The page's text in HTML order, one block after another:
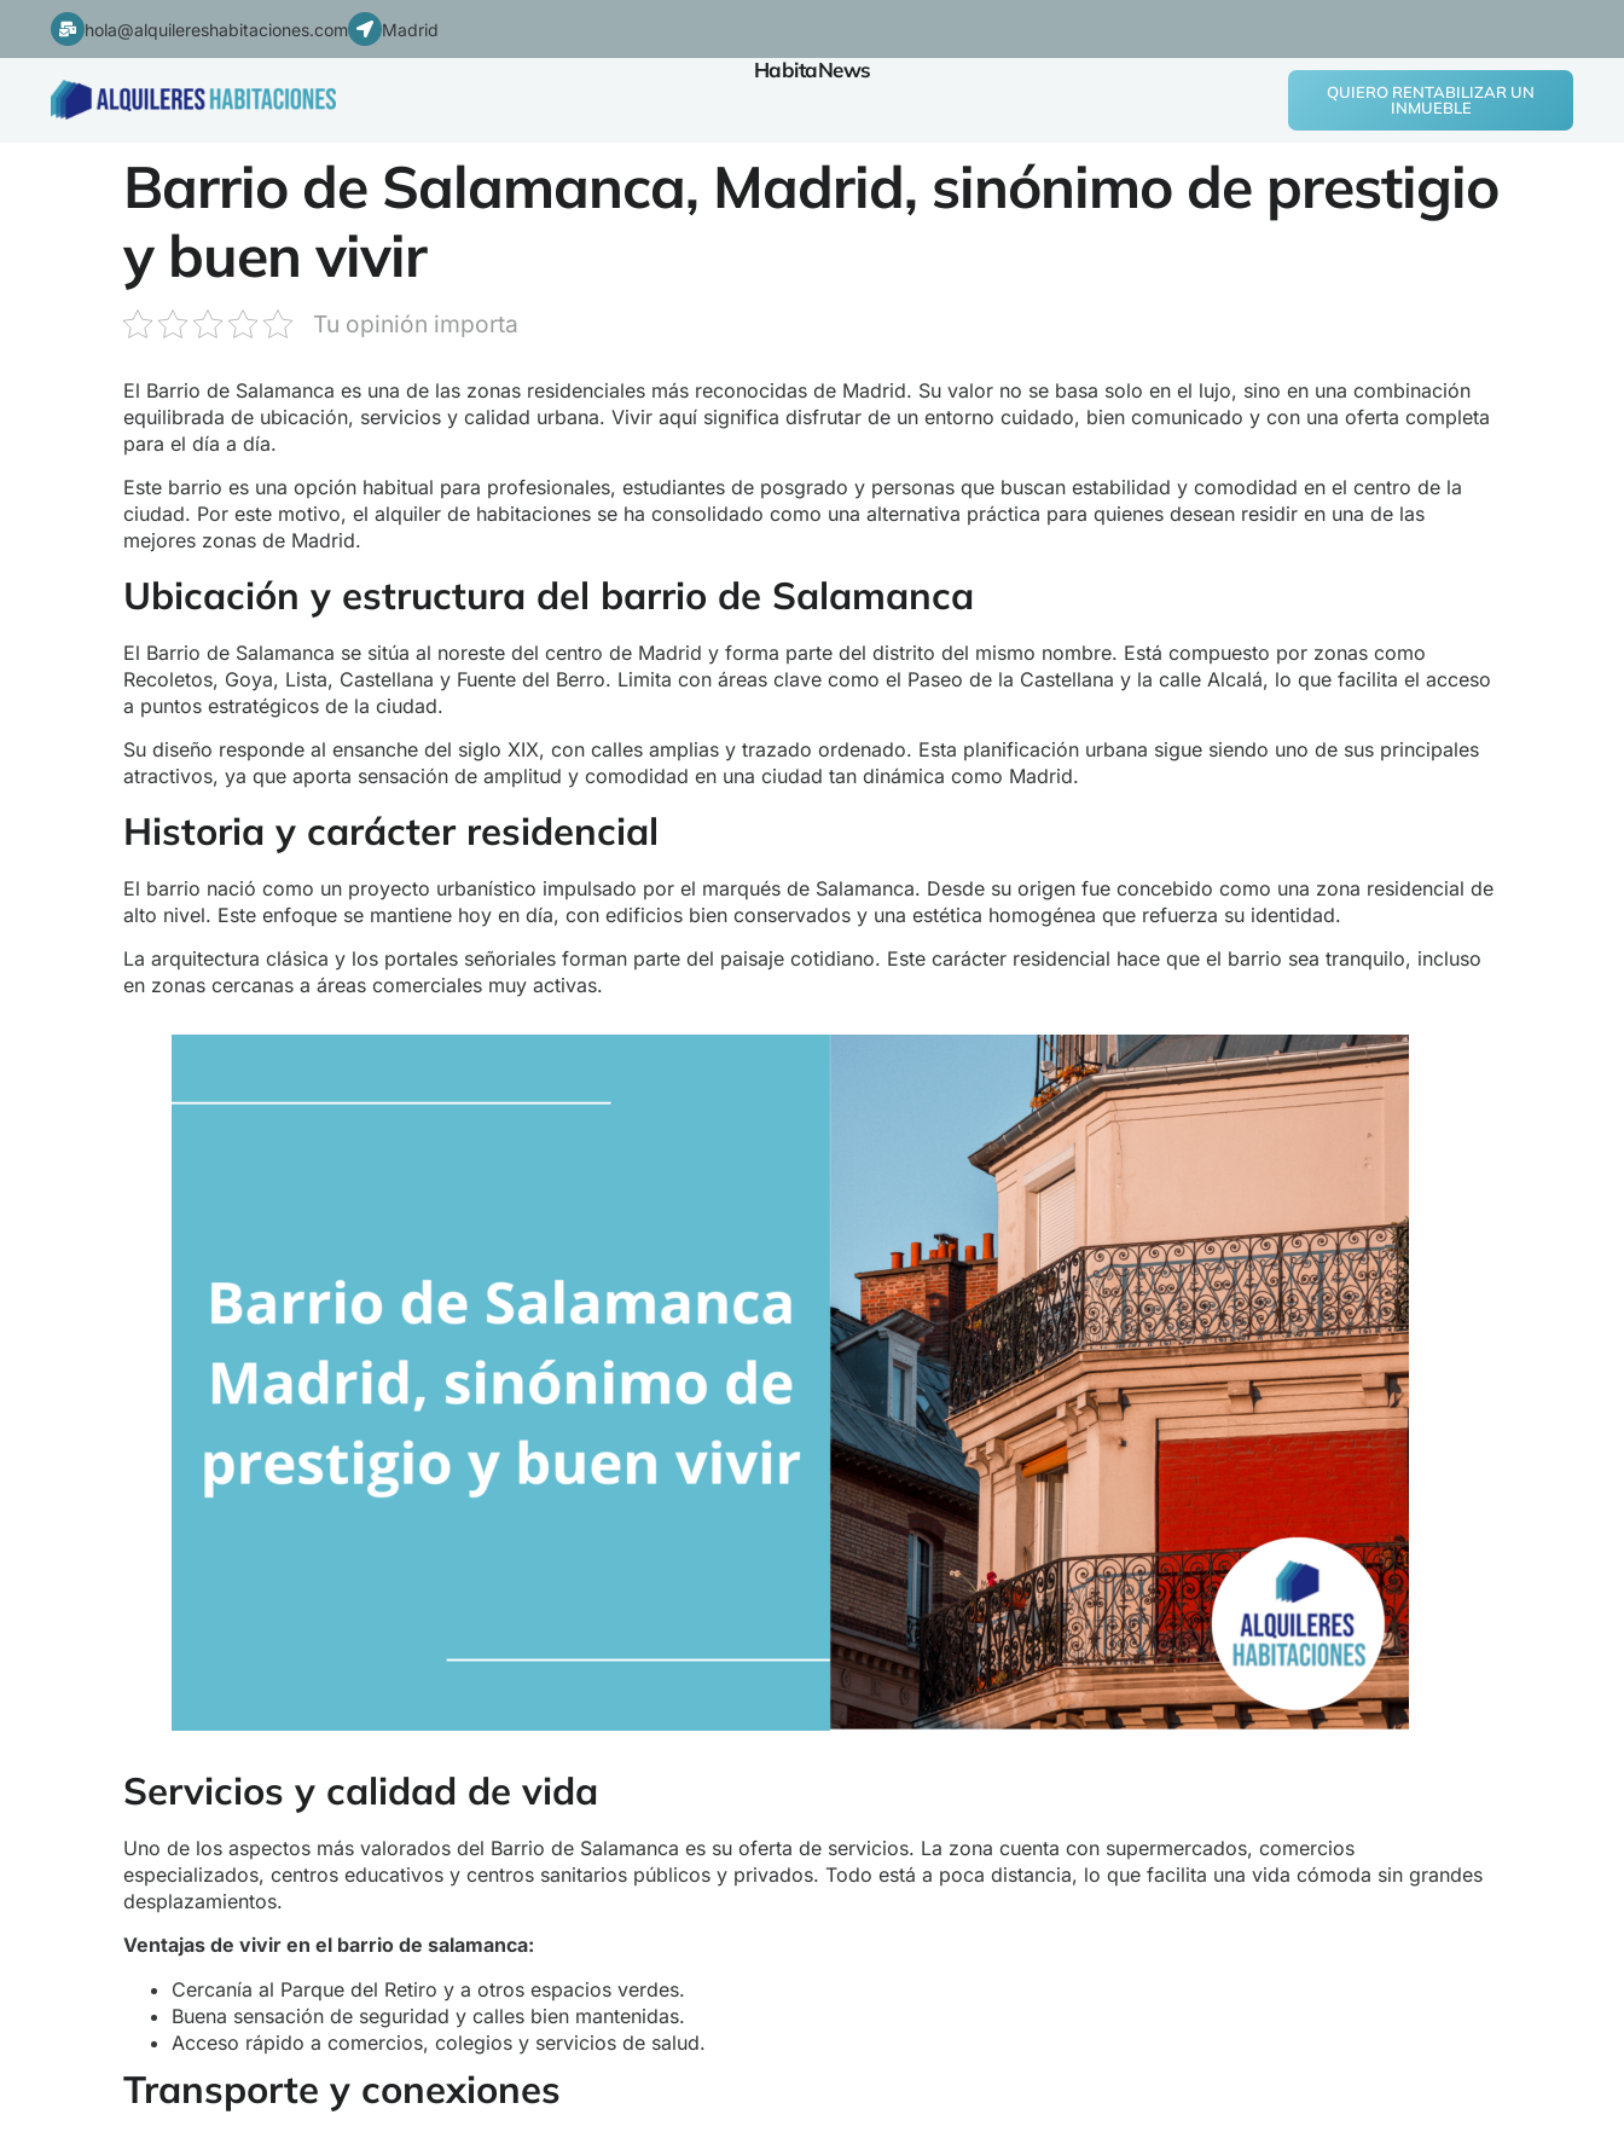
hola@alquilereshabitaciones.com Madrid
HabitaNews
QUIERO RENTABILIZAR UN
INMUEBLE
Barrio de Salamanca, Madrid, sinónimo de prestigio
y buen vivir
Tu opinión importa
El Barrio de Salamanca es una de las zonas residenciales más reconocidas de Madrid. Su valor no se basa solo en el lujo, sino en una combinación
equilibrada de ubicación, servicios y calidad urbana. Vivir aquí significa disfrutar de un entorno cuidado, bien comunicado y con una oferta completa
para el día a día.
Este barrio es una opción habitual para profesionales, estudiantes de posgrado y personas que buscan estabilidad y comodidad en el centro de la
ciudad. Por este motivo, el alquiler de habitaciones se ha consolidado como una alternativa práctica para quienes desean residir en una de las
mejores zonas de Madrid.
Ubicación y estructura del barrio de Salamanca
El Barrio de Salamanca se sitúa al noreste del centro de Madrid y forma parte del distrito del mismo nombre. Está compuesto por zonas como
Recoletos, Goya, Lista, Castellana y Fuente del Berro. Limita con áreas clave como el Paseo de la Castellana y la calle Alcalá, lo que facilita el acceso
a puntos estratégicos de la ciudad.
Su diseño responde al ensanche del siglo XIX, con calles amplias y trazado ordenado. Esta planificación urbana sigue siendo uno de sus principales
atractivos, ya que aporta sensación de amplitud y comodidad en una ciudad tan dinámica como Madrid.
Historia y carácter residencial
El barrio nació como un proyecto urbanístico impulsado por el marqués de Salamanca. Desde su origen fue concebido como una zona residencial de
alto nivel. Este enfoque se mantiene hoy en día, con edificios bien conservados y una estética homogénea que refuerza su identidad.
La arquitectura clásica y los portales señoriales forman parte del paisaje cotidiano. Este carácter residencial hace que el barrio sea tranquilo, incluso
en zonas cercanas a áreas comerciales muy activas.
Servicios y calidad de vida
Uno de los aspectos más valorados del Barrio de Salamanca es su oferta de servicios. La zona cuenta con supermercados, comercios
especializados, centros educativos y centros sanitarios públicos y privados. Todo está a poca distancia, lo que facilita una vida cómoda sin grandes
desplazamientos.
Ventajas de vivir en el barrio de salamanca:
Cercanía al Parque del Retiro y a otros espacios verdes.
Buena sensación de seguridad y calles bien mantenidas.
Acceso rápido a comercios, colegios y servicios de salud.
Transporte y conexiones